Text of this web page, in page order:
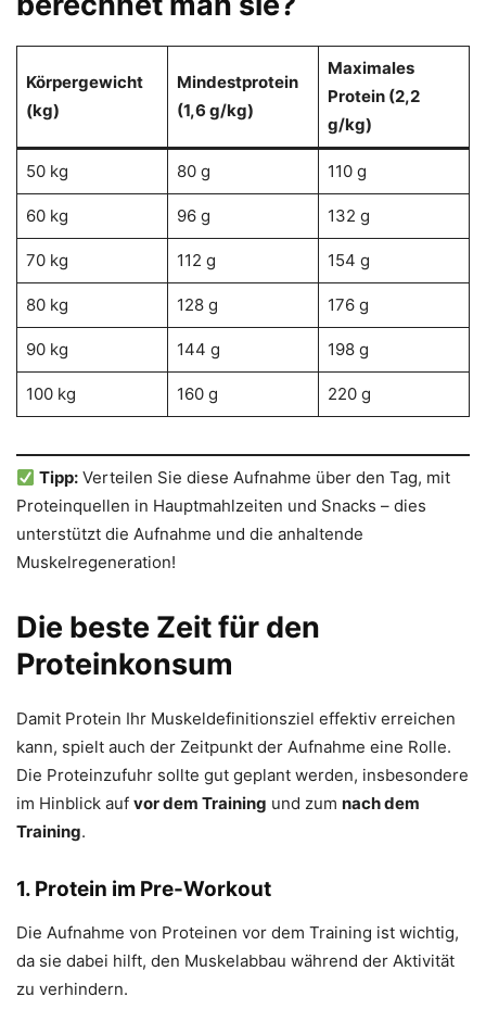
Körpergewicht
(kg)
Mindestprotein
(1,6 g/kg)
Maximales
Protein (2,2
g/kg)
50 kg 80 g 110 g
60 kg 96 g 132 g
70 kg 112 g 154 g
80 kg 128 g 176 g
90 kg 144 g 198 g
100 kg 160 g 220 g
Tipp: Verteilen Sie diese Aufnahme über den Tag, mit
Proteinquellen in Hauptmahlzeiten und Snacks – dies
unterstützt die Aufnahme und die anhaltende
Muskelregeneration!
Die beste Zeit für den
Proteinkonsum
Damit Protein Ihr Muskeldefinitionsziel effektiv erreichen
kann, spielt auch der Zeitpunkt der Aufnahme eine Rolle.
Die Proteinzufuhr sollte gut geplant werden, insbesondere
im Hinblick auf vor dem Training und zum nach dem
Training.
1. Protein im Pre-Workout
Die Aufnahme von Proteinen vor dem Training ist wichtig,
da sie dabei hilft, den Muskelabbau während der Aktivität
zu verhindern.